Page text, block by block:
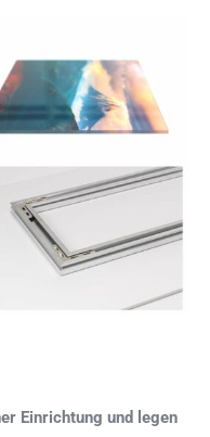
Einrichtung und legen